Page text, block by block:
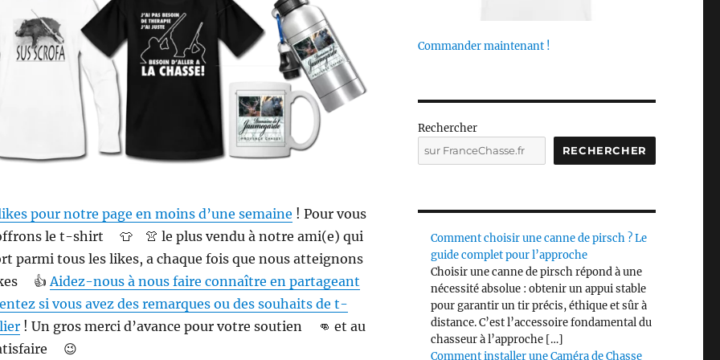
pour notre page en moins d’une semaine ! Pour vous
le t-shirt
👕 👚 le plus vendu à notre ami(e) qui
parmi tous les likes, a chaque fois que nous atteignons
👍 Aidez-nous à nous faire connaître en partageant
si vous avez des remarques ou des souhaits de t-
! Un gros merci d’avance pour votre soutien 👊 et au
😉
Commander maintenant !
Rechercher
RECHERCHER
Comment choisir une canne de pirsch ? Le
guide complet pour l’approche
Choisir une canne de pirsch répond à une
nécessité absolue : obtenir un appui stable
pour garantir un tir précis, éthique et sûr à
distance. C’est l’accessoire fondamental du
chasseur à l’approche […]
Comment installer une Caméra de Chasse